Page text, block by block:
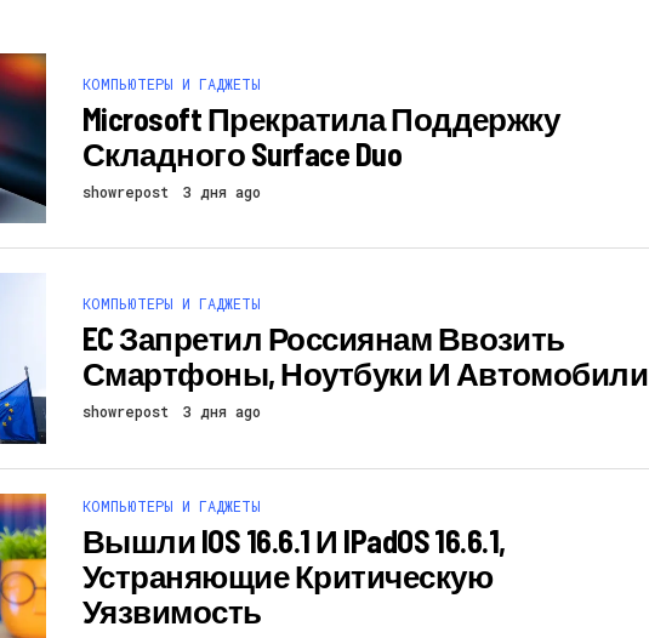
КОМПЬЮТЕРЫ И ГАДЖЕТЫ
Microsoft Прекратила Поддержку
Складного Surface Duo
showrepost 3 дня ago
КОМПЬЮТЕРЫ И ГАДЖЕТЫ
EC Запретил Россиянам Ввозить
Смартфоны, Ноутбуки И Автомобили
showrepost 3 дня ago
КОМПЬЮТЕРЫ И ГАДЖЕТЫ
Вышли IOS 16.6.1 И IPadOS 16.6.1,
Устраняющие Критическую
Уязвимость